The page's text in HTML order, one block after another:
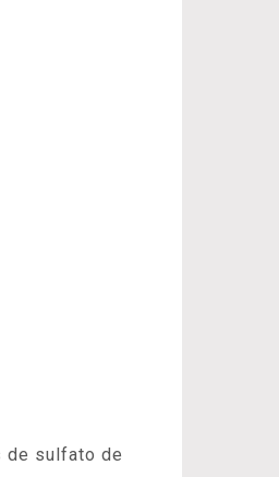
de sulfato de